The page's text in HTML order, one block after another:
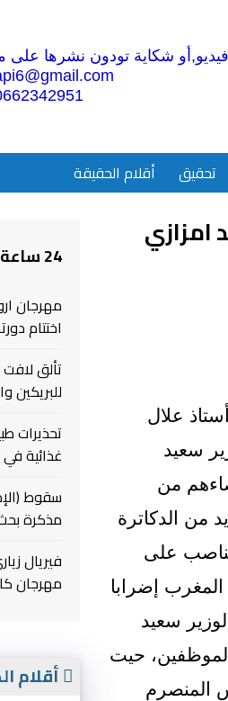
شكاية تودون نشرها على
تحقيق أقلام الحقيقة
امزازي
علال
سعيد
من
من الدكاترة
على
إضرابا
سعيد
حيت
المنصرم
24 ساعة
مهرجان
اختتام
تألق
للبريكين
تحذيرات
غذائية
مذكرة
فيريال
مهرجان
أقلام